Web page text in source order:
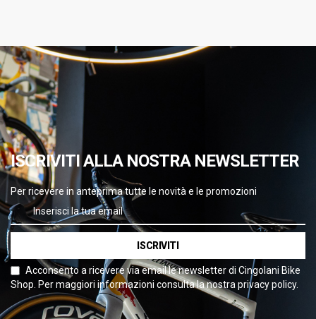
ISCRIVITI ALLA NOSTRA NEWSLETTER
Per ricevere in anteprima tutte le novità e le promozioni
ISCRIVITI
Acconsento a ricevere via email le newsletter di Cingolani Bike
Shop. Per maggiori informazioni consulta la nostra privacy policy.